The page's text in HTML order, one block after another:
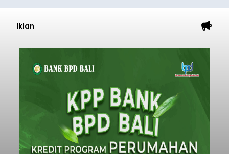
Iklan